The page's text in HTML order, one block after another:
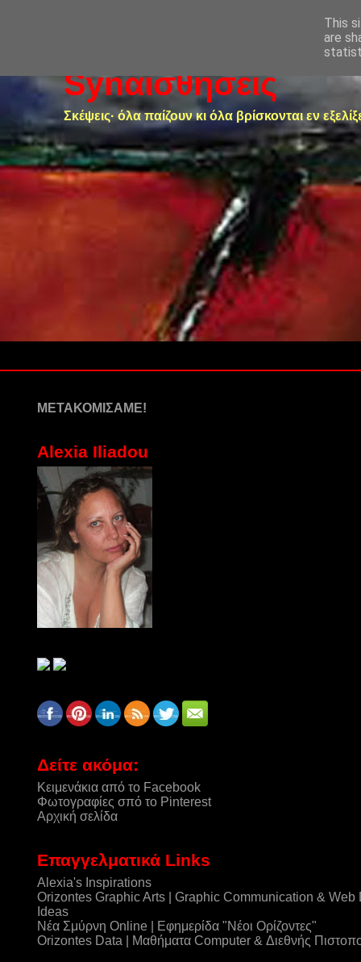
Synαισθήσεις
Σκέψεις· όλα παίζουν κι όλα βρίσκονται εν
ΜΕΤΑΚΟΜΙΣΑΜΕ!
Alexia Iliadou
Δείτε ακόμα:
Κειμενάκια από το Facebook
Φωτογραφίες σπό το Pinterest
Αρχική σελίδα
Επαγγελματικά Links
Alexia's Inspirations
Orizontes Graphic Arts | Graphic Communication & Web
Ideas
Νέα Σμύρνη Online | Εφημερίδα "Νέοι Ορίζοντες"
Orizontes Data | Μαθήματα Computer & Διεθνής
This
are